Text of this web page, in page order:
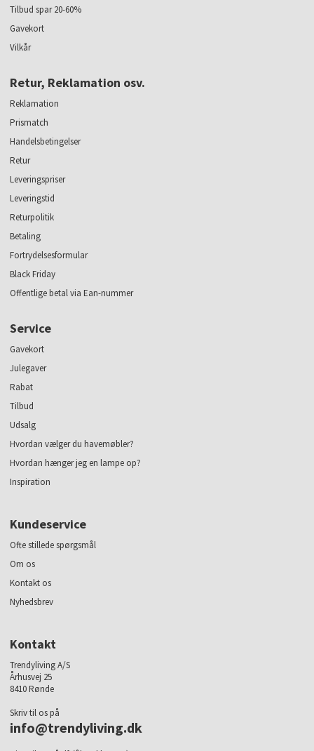
Tilbud spar 20-60%
Gavekort
Vilkår
Retur, Reklamation osv.
Reklamation
Prismatch
Handelsbetingelser
Retur
Leveringspriser
Leveringstid
Returpolitik
Betaling
Fortrydelsesformular
Black Friday
Offentlige betal via Ean-nummer
Service
Gavekort
Julegaver
Rabat
Tilbud
Udsalg
Hvordan vælger du havemøbler?
Hvordan hænger jeg en lampe op?
Inspiration
Kundeservice
Ofte stillede spørgsmål
Om os
Kontakt os
Nyhedsbrev
Kontakt
Trendyliving A/S
Århusvej 25
8410 Rønde
Skriv til os på
info@trendyliving.dk